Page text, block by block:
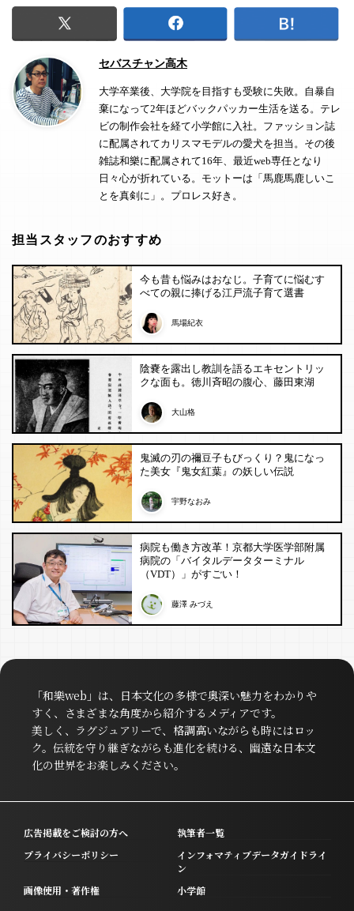
セバスチャン高木
大学卒業後、大学院を目指すも受験に失敗。自暴自
棄になって2年ほどバックパッカー生活を送る。テレ
ビの制作会社を経て小学館に入社。ファッション誌
に配属されてカリスマモデルの愛犬を担当。その後
雑誌和樂に配属されて16年、最近web専任となり
日々心が折れている。モットーは「馬鹿馬鹿しいこ
とを真剣に」。プロレス好き。
担当スタッフのおすすめ
今も昔も悩みはおなじ。子育てに悩むす
べての親に捧げる江戸流子育て選書
馬場紀衣
陰嚢を露出し教訓を語るエキセントリッ
クな面も。徳川斉昭の腹心、藤田東湖
大山格
鬼滅の刃の禰󠄀豆子もびっくり？鬼になっ
た美女『鬼女紅葉』の妖しい伝説
宇野なおみ
病院も働き方改革！京都大学医学部附属
病院の「バイタルデータターミナル
（VDT）」がすごい！
藤澤 みづえ
「和樂web」は、日本文化の多様で奥深い魅力をわかりや
すく、さまざまな角度から紹介するメディアです。
美しく、ラグジュアリーで、格調高いながらも時にはロッ
ク。伝統を守り継ぎながらも進化を続ける、幽遠な日本文
化の世界をお楽しみください。
広告掲載をご検討の方へ
執筆者一覧
プライバシーポリシー
インフォマティブデータガイドライ
ン
画像使用・著作権
小学館